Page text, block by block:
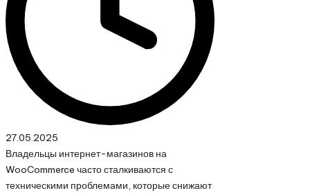
27.05.2025
Владельцы интернет-магазинов на
WooCommerce часто сталкиваются с
техническими проблемами, которые снижают